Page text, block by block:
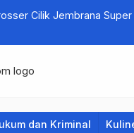
Cilik Jembrana
dan Kriminal